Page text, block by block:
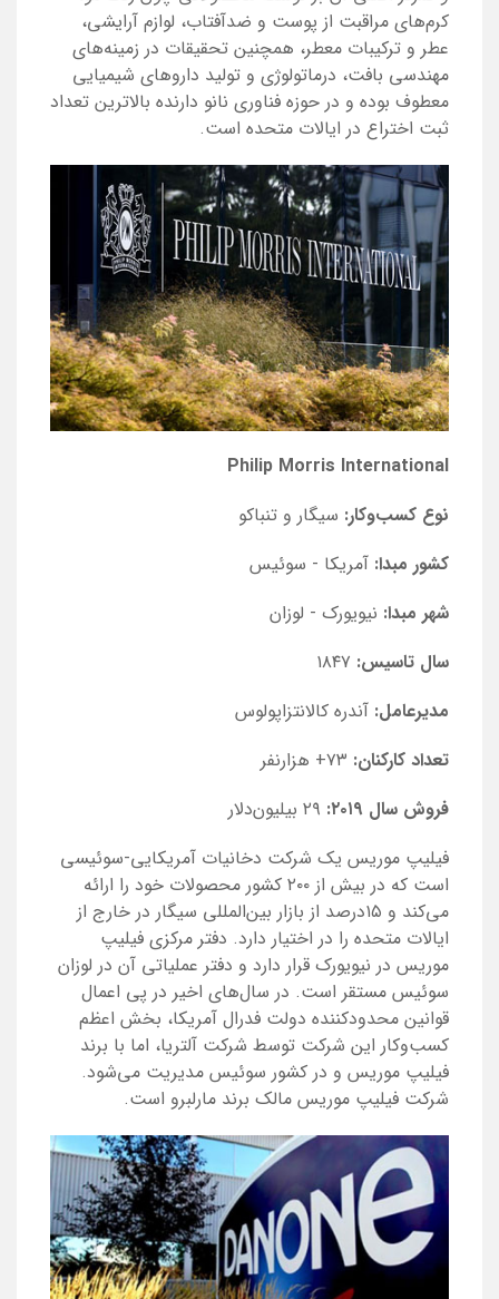
کرم‌های مراقبت از پوست و ضدآفتاب، لوازم آرایشی،
عطر و ترکیبات معطر، همچنین تحقیقات در زمینه‌های
مهندسی بافت، درماتولوژی و تولید داروهای شیمیایی
معطوف بوده و در حوزه فناوری نانو دارنده بالاترین تعداد
ثبت اختراع در ایالات متحده است.
Philip Morris International
نوع کسب‌و‌کار: سیگار و تنباکو
کشور مبدا: آمریکا - سوئیس
شهر مبدا: نیویورک - لوزان
سال تاسیس: ۱۸۴۷
مدیرعامل: آندره کالانتزاپولوس
تعداد کارکنان: ۷۳+ هزارنفر
فروش سال ۲۰۱۹:
۲۹ بیلیون‌دلار
فیلیپ موریس یک شرکت دخانیات آمریکایی-سوئیسی
است که در بیش از ۲۰۰ کشور محصولات خود را ارائه
می‌کند و ۱۵درصد از بازار بین‌المللی سیگار در خارج از
ایالات متحده را در اختیار دارد. دفتر مرکزی فیلیپ
موریس در نیویورک قرار دارد و دفتر عملیاتی آن در لوزان
سوئیس مستقر است. در سال‌های اخیر در پی اعمال
قوانین محدودکننده دولت فدرال آمریکا، بخش اعظم
کسب‌وکار این شرکت توسط شرکت آلتریا، اما با برند
فیلیپ موریس و در کشور سوئیس مدیریت می‌شود.
شرکت فیلیپ موریس مالک برند مارلبرو است.